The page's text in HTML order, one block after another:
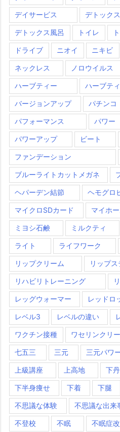
デイサービス デトックス
デトックス風呂 トイレ
ドライブ ニオイ ニキビ
ネックレス ノロウイルス
ハーブティー ハーブテ
バージョンアップ パチンコ
パフォーマンス パワー
パワーアップ ビート
ファンデーション
ブルーライトカットメガネ
ヘパーデン結節 ヘモグロ
マイクロSDカード マイホ
ミヨシ石鹸 ミルクティ
ライト ライフワーク
リップクリーム リップ
リハビリトレーニング
レッグウォーマー レッドロ
レベル3 レベルの違い
ワクチン接種 ワセリンクリ
七五三 三元 三元パワ
上級講座 上高地 下
下半身痩せ 下着 下腿
不思議な体験 不思議な出来
不登校 不眠 不眠症